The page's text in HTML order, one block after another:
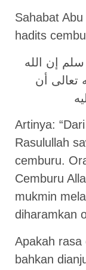
Sahabat
hadits
إن الله
تعالى أن
Artinya:
Rasulullah
cemburu.
Cemburu
mukmin
diharamkan
Apakah rasa
bahkan